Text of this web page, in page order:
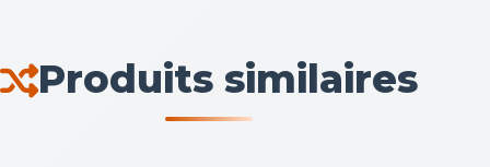
Produits similaires